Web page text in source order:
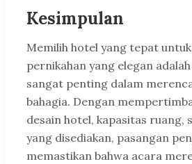
Kesimpulan
Memilih hotel yang tepat
pernikahan yang elegan
sangat penting dalam
bahagia. Dengan
desain hotel, kapasitas ruang,
yang disediakan, pasangan
memastikan bahwa acara